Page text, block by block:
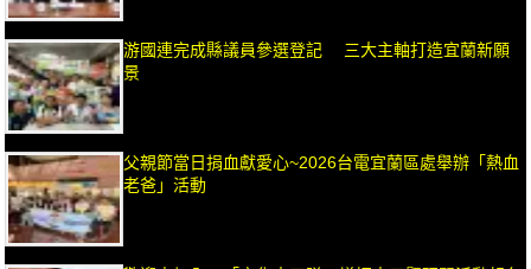
游國連完成縣議員參選登記 三大主軸打造宜蘭新願
景
父親節當日捐血獻愛心~2026台電宜蘭區處舉辦「熱血
老爸」活動